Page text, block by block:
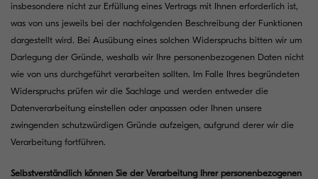
insbesondere nicht zur Erfüllung eines Vertrags mit Ihnen erforderlich ist,
was von uns jeweils bei der nachfolgenden Beschreibung der Funktionen
dargestellt wird. Bei Ausübung eines solchen Widerspruchs bitten wir um
Darlegung der Gründe, weshalb wir Ihre personenbezogenen Daten nicht
wie von uns durchgeführt verarbeiten sollten. Im Falle Ihres begründeten
Widerspruchs prüfen wir die Sachlage und werden entweder die
Datenverarbeitung einstellen oder anpassen oder Ihnen unsere
zwingenden schutzwürdigen Gründe aufzeigen, aufgrund derer wir die
Verarbeitung fortführen.
Selbstverständlich können Sie der Verarbeitung Ihrer personenbezogenen